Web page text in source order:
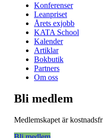
Konferenser
Leanpriset
Årets exjobb
KATA School
Kalender
Artiklar
Bokbutik
Partners
Om oss
Bli medlem
Medlemskapet är